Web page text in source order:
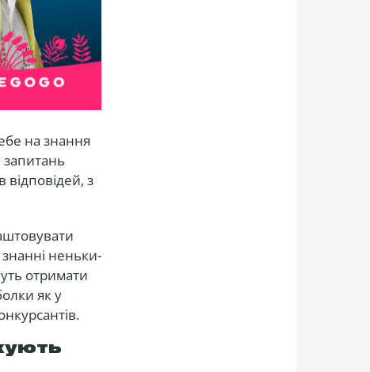
на знання
запитань
відповідей, з
знанні неньки-
отримати
як у